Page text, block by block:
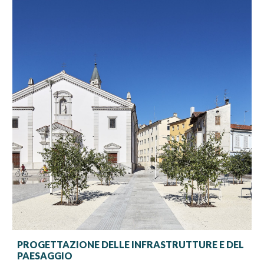
PROGETTAZIONE DELLE INFRASTRUTTURE E DEL
PAESAGGIO